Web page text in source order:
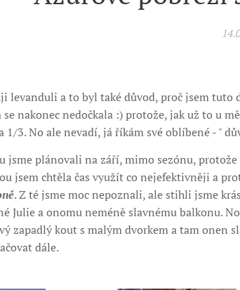
levanduli a to byl také důvod, proč jsem tuto
se nakonec nedočkala :) protože, jak už to u
1/3. No ale nevadí, já říkám své oblíbené - "
jsme plánovali na září, mimo sezónu,
jsem chtěla čas využít co nejefektivněji a
. Z té jsme moc nepoznali, ale stihli jsme
Julie a onomu neméně slavnému balkonu.
zapadlý kout s malým dvorkem a tam onen
dále.